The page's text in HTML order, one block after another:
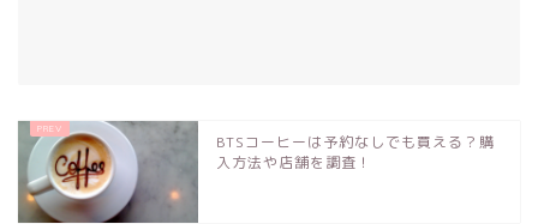
BTSコーヒーは予約なしでも買える？購
入方法や店舗を調査！